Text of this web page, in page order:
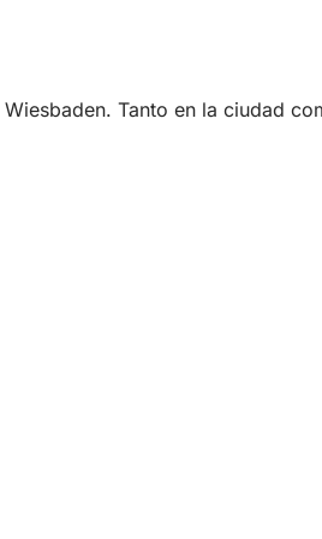
Tanto en la ciudad